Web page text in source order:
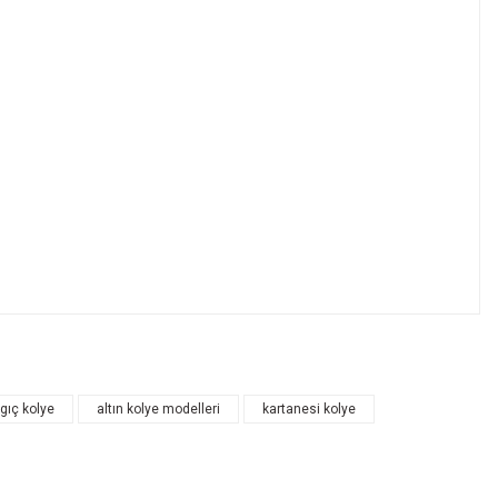
kolye altın kolye modelleri kartanesi kolye